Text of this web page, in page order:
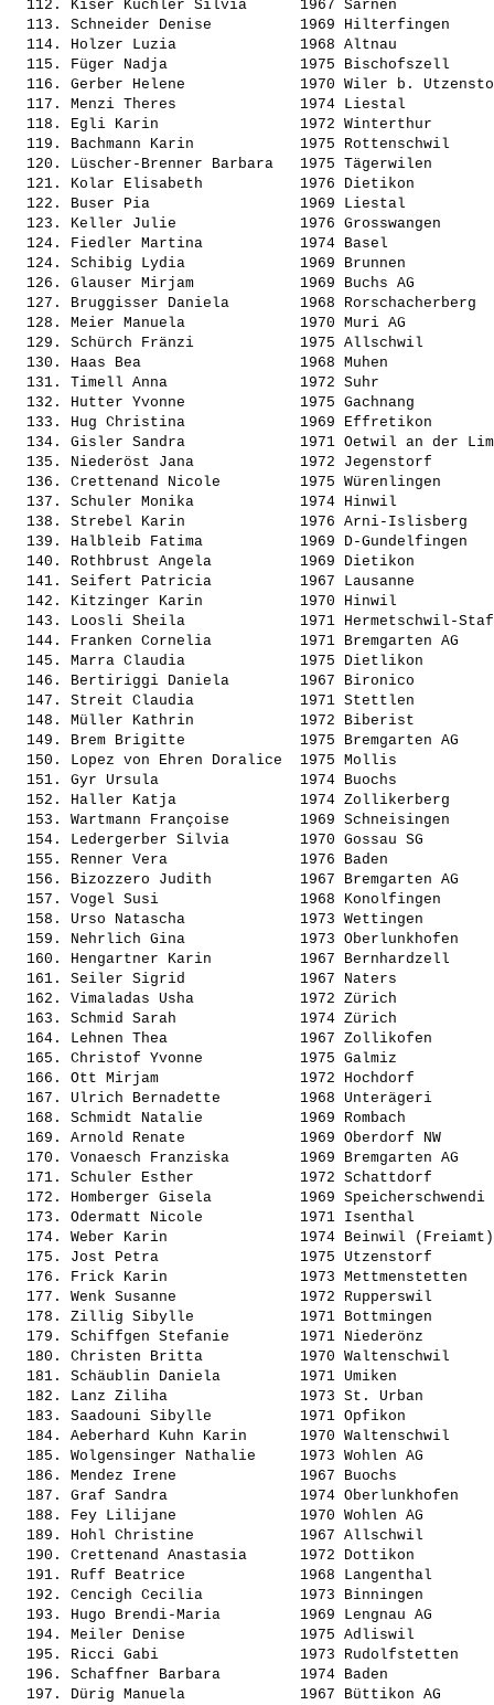
  112.
Kiser Küchler Silvia
1967 Sarnen
  113.
Schneider Denise
1969
  114.
Holzer Luzia
1968 Altnau
  115.
Füger Nadja
1975
  116.
Gerber Helene
1970 Wiler b.
  117.
Menzi Theres
1974 Liestal
  118.
Egli Karin
1972 Winterthur
  119.
Bachmann Karin
1975
  120.
Lüscher-Brenner Barbara
1975 Tägerwilen
  121.
Kolar Elisabeth
1976 Dietikon
  122.
Buser Pia
1969 Liestal
  123.
Keller Julie
1976
  124.
Fiedler Martina
1974 Basel
  124.
Schibig Lydia
1969 Brunnen
  126.
Glauser Mirjam
1969 Buchs AG
  127.
Bruggisser Daniela
1968
  128.
Meier Manuela
1970 Muri AG
  129.
Schürch Fränzi
1975 Allschwil
  130.
Haas Bea
1968 Muhen
  131.
Timell Anna
1972 Suhr
  132.
Hutter Yvonne
1975 Gachnang
  133.
Hug Christina
1969 Effretikon
  134.
Gisler Sandra
1971 Oetwil an
  135.
Niederöst Jana
1972 Jegenstorf
  136.
Crettenand Nicole
1975 Würenlingen
  137.
Schuler Monika
1974 Hinwil
  138.
Strebel Karin
1976 Arni-
  139.
Halbleib Fatima
1969 D-
  140.
Rothbrust Angela
1969 Dietikon
  141.
Seifert Patricia
1967 Lausanne
  142.
Kitzinger Karin
1970 Hinwil
  143.
Loosli Sheila
1971 Hermetschwil-
  144.
Franken Cornelia
1971 Bremgarten
  145.
Marra Claudia
1975 Dietlikon
  146.
Bertiriggi Daniela
1967 Bironico
  147.
Streit Claudia
1971 Stettlen
  148.
Müller Kathrin
1972 Biberist
  149.
Brem Brigitte
1975 Bremgarten
  150.
Lopez von Ehren Doralice
1975 Mollis
  151.
Gyr Ursula
1974 Buochs
  152.
Haller Katja
1974
  153.
Wartmann Françoise
1969
  154.
Ledergerber Silvia
1970 Gossau
  155.
Renner Vera
1976 Baden
  156.
Bizozzero Judith
1967 Bremgarten
  157.
Vogel Susi
1968
  158.
Urso Natascha
1973 Wettingen
  159.
Nehrlich Gina
1973
  160.
Hengartner Karin
1967 Bernhardzell
  161.
Seiler Sigrid
1967 Naters
  162.
Vimaladas Usha
1972 Zürich
  163.
Schmid Sarah
1974 Zürich
  164.
Lehnen Thea
1967 Zollikofen
  165.
Christof Yvonne
1975 Galmiz
  166.
Ott Mirjam
1972 Hochdorf
  167.
Ulrich Bernadette
1968 Unterägeri
  168.
Schmidt Natalie
1969 Rombach
  169.
Arnold Renate
1969 Oberdorf
  170.
Vonaesch Franziska
1969 Bremgarten
  171.
Schuler Esther
1972 Schattdorf
  172.
Homberger Gisela
1969
  173.
Odermatt Nicole
1971 Isenthal
  174.
Weber Karin
1974 Beinwil
  175.
Jost Petra
1975 Utzenstorf
  176.
Frick Karin
1973
  177.
Wenk Susanne
1972 Rupperswil
  178.
Zillig Sibylle
1971 Bottmingen
  179.
Schiffgen Stefanie
1971 Niederönz
  180.
Christen Britta
1970
  181.
Schäublin Daniela
1971 Umiken
  182.
Lanz Ziliha
1973 St. Urban
  183.
Saadouni Sibylle
1971 Opfikon
  184.
Aeberhard Kuhn Karin
1970 Waltenschwil
  185.
Wolgensinger Nathalie
1973 Wohlen AG
  186.
Mendez Irene
1967 Buochs
  187.
Graf Sandra
1974
  188.
Fey Lilijane
1970 Wohlen
  189.
Hohl Christine
1967 Allschwil
  190.
Crettenand Anastasia
1972 Dottikon
  191.
Ruff Beatrice
1968 Langenthal
  192.
Cencigh Cecilia
1973 Binningen
  193.
Hugo Brendi-Maria
1969 Lengnau
  194.
Meiler Denise
1975 Adliswil
  195.
Ricci Gabi
1973
  196.
Schaffner Barbara
1974 Baden
  197.
Dürig Manuela
1967 Büttikon